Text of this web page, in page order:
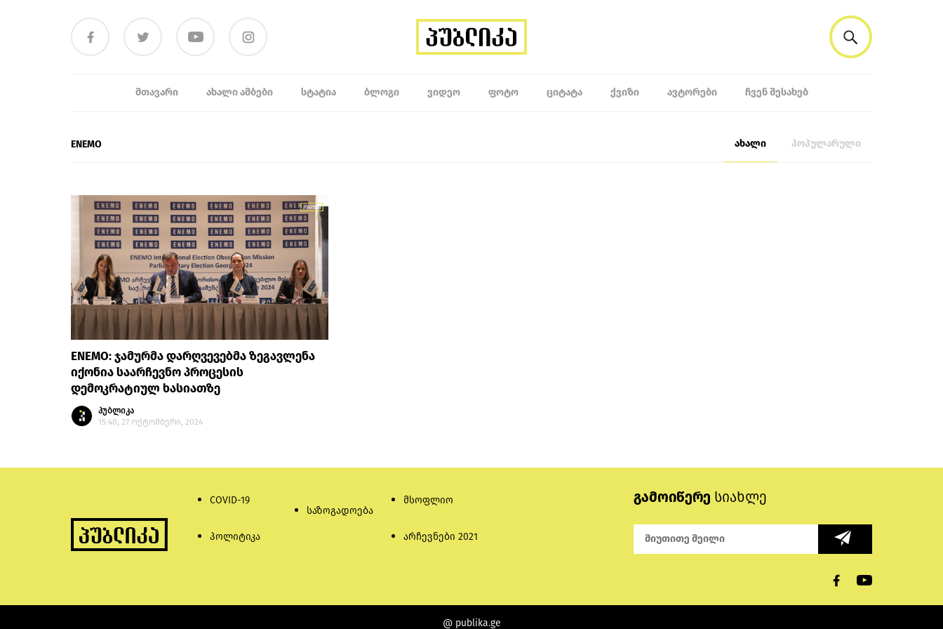
ᲛᲗᲐᲕᲐᲠᲘ ᲐᲮᲐᲚᲘ ᲐᲛᲑᲔᲑᲘ ᲡᲢᲐᲢᲘᲐ ᲑᲚᲝᲒᲘ ᲕᲘᲓᲔᲝ ᲤᲝᲢᲝ ᲪᲘᲢᲐᲢᲐ ᲥᲕᲘᲖᲘ ᲐᲕᲢᲝᲠᲔᲑᲘ ᲩᲕᲔᲜ ᲨᲔᲡᲐᲮᲔᲑ
ENEMO ახალი პოპულარული
ENEMO: ჯამურმა დარღვევებმა ზეგავლენა
იქონია საარჩევნო პროცესის
დემოკრატიულ ხასიათზე
პუბლიკა
15:40, 27 ოქტომბერი, 2024
COVID-19
პოლიტიკა
საზოგადოება
მსოფლიო
არჩევნები 2021
გამოიწერე სიახლე
@ publika.ge